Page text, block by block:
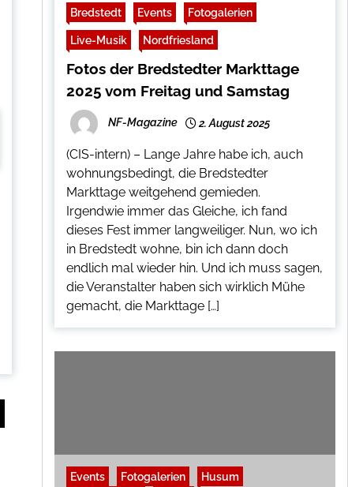
Bredstedt Events Fotogalerien
Live-Musik Nordfriesland
Fotos der Bredstedter Markttage
2025 vom Freitag und Samstag
NF-Magazine 2. August 2025
(CIS-intern) – Lange Jahre habe ich, auch
wohnungsbedingt, die Bredstedter
Markttage weitgehend gemieden.
Irgendwie immer das Gleiche, ich fand
dieses Fest immer langweiliger. Nun, wo ich
in Bredstedt wohne, bin ich dann doch
endlich mal wieder hin. Und ich muss sagen,
die Veranstalter haben sich wirklich Mühe
gemacht, die Markttage […]
Events Fotogalerien Husum